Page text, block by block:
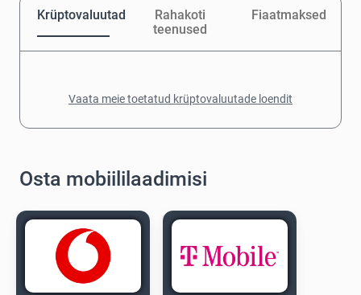
Krüptovaluutad
Rahakoti
teenused
Fiaatmaksed
Vaata meie toetatud krüptovaluutade loendit
Osta mobiililaadimisi